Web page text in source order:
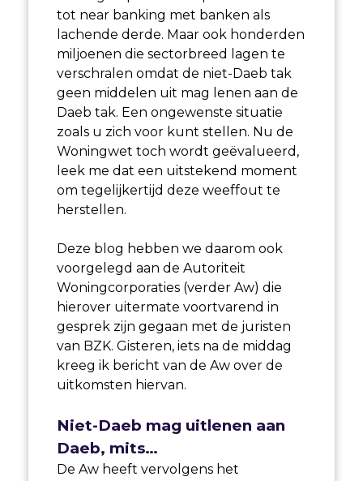
tot near banking met banken als
lachende derde. Maar ook honderden
miljoenen die sectorbreed lagen te
verschralen omdat de niet-Daeb tak
geen middelen uit mag lenen aan de
Daeb tak. Een ongewenste situatie
zoals u zich voor kunt stellen. Nu de
Woningwet toch wordt geëvalueerd,
leek me dat een uitstekend moment
om tegelijkertijd deze weeffout te
herstellen.
Deze blog hebben we daarom ook
voorgelegd aan de Autoriteit
Woningcorporaties (verder Aw) die
hierover uitermate voortvarend in
gesprek zijn gegaan met de juristen
van BZK. Gisteren, iets na de middag
kreeg ik bericht van de Aw over de
uitkomsten hiervan.
Niet-Daeb mag uitlenen aan
Daeb, mits…
De Aw heeft vervolgens het